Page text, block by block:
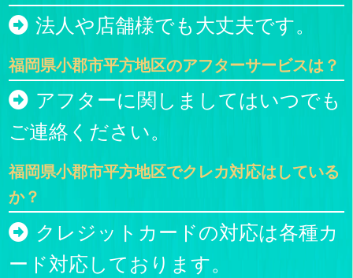
法人や店舗様でも大丈夫です。
福岡県小郡市平方地区のアフターサービスは？
アフターに関しましてはいつでも
ご連絡ください。
福岡県小郡市平方地区でクレカ対応はしている
か？
クレジットカードの対応は各種カ
ード対応しております。